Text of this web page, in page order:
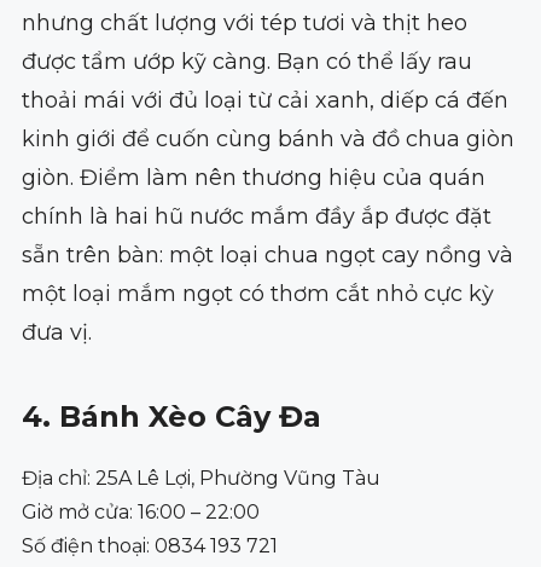
nhưng chất lượng với tép tươi và thịt heo
được tẩm ướp kỹ càng. Bạn có thể lấy rau
thoải mái với đủ loại từ cải xanh, diếp cá đến
kinh giới để cuốn cùng bánh và đồ chua giòn
giòn. Điểm làm nên thương hiệu của quán
chính là hai hũ nước mắm đầy ắp được đặt
sẵn trên bàn: một loại chua ngọt cay nồng và
một loại mắm ngọt có thơm cắt nhỏ cực kỳ
đưa vị.
4. Bánh Xèo Cây Đa
Địa chỉ: 25A Lê Lợi, Phường Vũng Tàu
Giờ mở cửa: 16:00 – 22:00
Số điện thoại: 0834 193 721